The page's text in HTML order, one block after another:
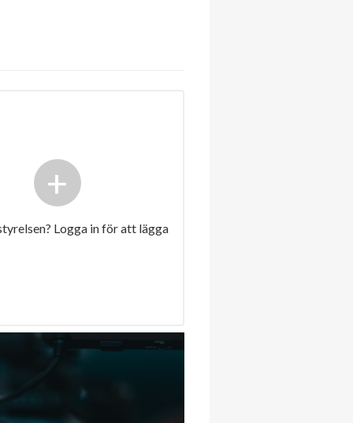
+
Logga in för att lägga